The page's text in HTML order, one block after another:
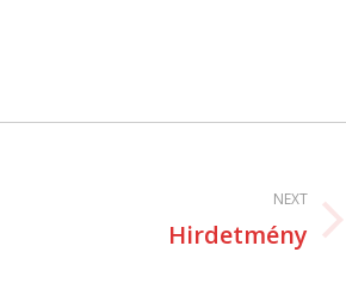
NEXT
Hirdetmény